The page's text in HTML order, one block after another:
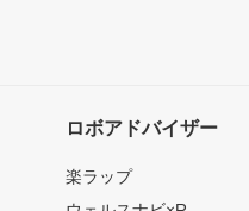
ロボアドバイザー
楽ラップ